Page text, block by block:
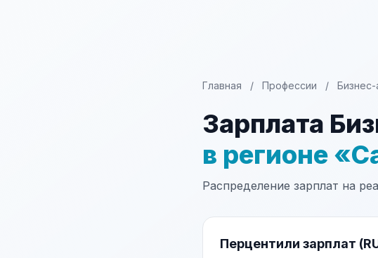
Главная / Профессии / Бизнес-
Зарплата
в регионе
Распределение зарплат на
Перцентили зарплат